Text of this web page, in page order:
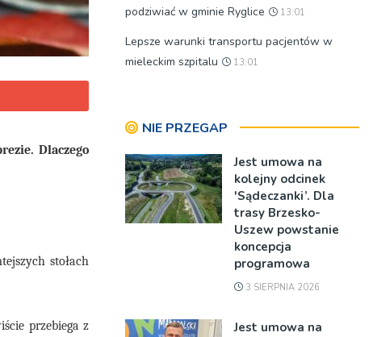
Dlaczego
stołach
przebiega z
podziwiać w gminie Ryglice
13:01
Lepsze warunki transportu pacjentów w
mieleckim szpitalu
13:01
NIE PRZEGAP
Jest umowa na
kolejny odcinek
'Sądeczanki’. Dla
trasy Brzesko-
Uszew powstanie
koncepcja
programowa
3 SIERPNIA 2026
Jest umowa na